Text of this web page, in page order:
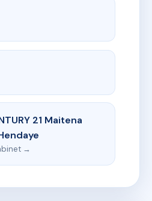
21 Maitena
→